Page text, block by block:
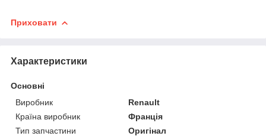
Приховати
Характеристики
Основні
Виробник
Renault
Країна виробник
Франція
Тип запчастини
Оригінал